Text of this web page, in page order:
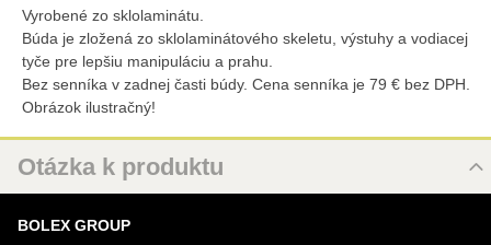
Vyrobené zo sklolaminátu.
Búda je zložená zo sklolaminátového skeletu, výstuhy a vodiacej
tyče pre lepšiu manipuláciu a prahu.
Bez senníka v zadnej časti búdy. Cena senníka je 79 € bez DPH.
Obrázok ilustračný!
Otázka k produktu
MENO
BOLEX GROUP